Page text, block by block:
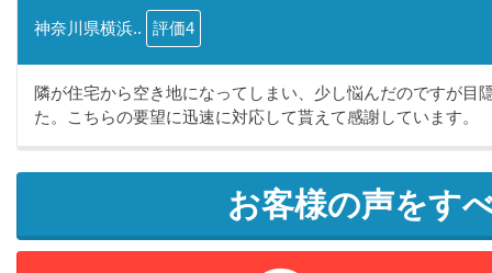
神奈川県横浜.. 評価4
隣が住宅から空き地になってしまい、少し悩んだのですが目
た。こちらの要望に迅速に対応して貰えて感謝しています。
お客様の声をす